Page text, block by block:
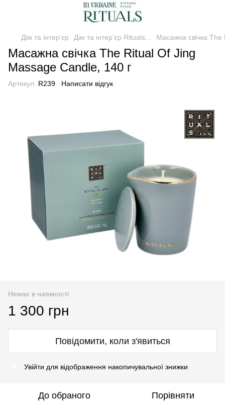
Дім та інтерʼєр Дім та інтерʼєр Rituals... Масажна свічка
Масажна свічка The Ritual Of Jing
Massage Candle, 140 г
Артикул: R239 Написати відгук
Немає в наявності
1 300 грн
Повідомити, коли з'явиться
Увійти для відображення накопичувальної знижки
До обраного Порівняти